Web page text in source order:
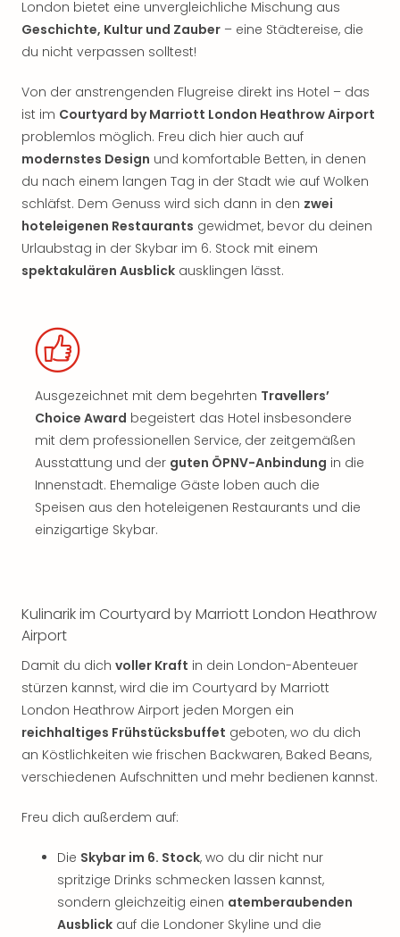
London bietet eine unvergleichliche Mischung aus
Geschichte, Kultur und Zauber – eine Städtereise, die
du nicht verpassen solltest!
Von der anstrengenden Flugreise direkt ins Hotel – das
ist im Courtyard by Marriott London Heathrow Airport
problemlos möglich. Freu dich hier auch auf
modernstes Design und komfortable Betten, in denen
du nach einem langen Tag in der Stadt wie auf Wolken
schläfst. Dem Genuss wird sich dann in den zwei
hoteleigenen Restaurants gewidmet, bevor du deinen
Urlaubstag in der Skybar im 6. Stock mit einem
spektakulären Ausblick ausklingen lässt.
Ausgezeichnet mit dem begehrten Travellers’
Choice Award begeistert das Hotel insbesondere
mit dem professionellen Service, der zeitgemäßen
Ausstattung und der guten ÖPNV-Anbindung in die
Innenstadt. Ehemalige Gäste loben auch die
Speisen aus den hoteleigenen Restaurants und die
einzigartige Skybar.
Kulinarik im Courtyard by Marriott London Heathrow
Airport
Damit du dich voller Kraft in dein London-Abenteuer
stürzen kannst, wird die im Courtyard by Marriott
London Heathrow Airport jeden Morgen ein
reichhaltiges Frühstücksbuffet geboten, wo du dich
an Köstlichkeiten wie frischen Backwaren, Baked Beans,
verschiedenen Aufschnitten und mehr bedienen kannst.
Freu dich außerdem auf:
Die Skybar im 6. Stock, wo du dir nicht nur
spritzige Drinks schmecken lassen kannst,
sondern gleichzeitig einen atemberaubenden
Ausblick auf die Londoner Skyline und die